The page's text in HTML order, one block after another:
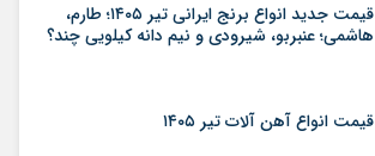
قیمت جدید انواع برنج ایرانی تیر ۱۴۰۵؛ طارم،
هاشمی؛ عنبربو، شیرودی و نیم دانه کیلویی چند؟
قیمت انواع آهن آلات تیر ۱۴۰۵